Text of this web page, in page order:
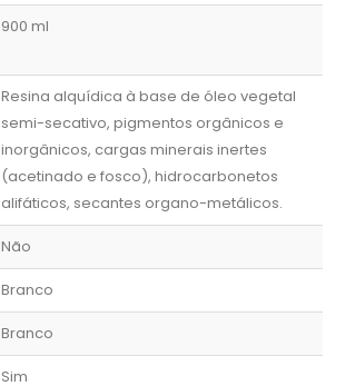
900 ml
Resina alquídica à base de óleo vegetal
semi-secativo, pigmentos orgânicos e
inorgânicos, cargas minerais inertes
(acetinado e fosco), hidrocarbonetos
alifáticos, secantes organo-metálicos.
Não
Branco
Branco
Sim